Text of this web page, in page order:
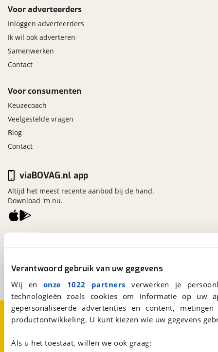
Verantwoord gebruik van uw gegevens
Wij en onze 1022 partners verwerken je
technologieën zoals cookies om informatie op
gepersonaliseerde advertenties en content,
productontwikkeling. U kunt kiezen wie uw gegevens
Als u het toestaat, willen we ook graag:
Voor adverteerders
Inloggen adverteerders
Ik wil ook adverteren
Samenwerken
Contact
Voor consumenten
Keuzecoach
Veelgestelde vragen
Blog
Contact
Een initiatief van
viaBOVAG.nl app
Altijd het meest recente aanbod bij de hand.
Download 'm nu.
Over viaBOVAG.nlDisclaimer- en Privacyverklaring
CookievoorkeurenVacatures